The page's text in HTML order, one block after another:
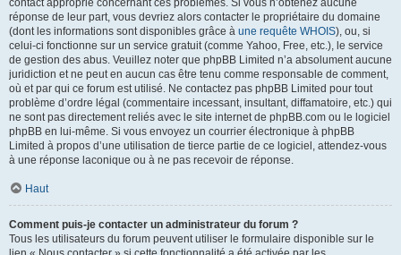
contact approprié concernant ces problèmes. Si vous n’obtenez aucune
réponse de leur part, vous devriez alors contacter le propriétaire du domaine
(dont les informations sont disponibles grâce à une requête WHOIS), ou, si
celui-ci fonctionne sur un service gratuit (comme Yahoo, Free, etc.), le service
de gestion des abus. Veuillez noter que phpBB Limited n’a absolument aucune
juridiction et ne peut en aucun cas être tenu comme responsable de comment,
où et par qui ce forum est utilisé. Ne contactez pas phpBB Limited pour tout
problème d’ordre légal (commentaire incessant, insultant, diffamatoire, etc.) qui
ne sont pas directement reliés avec le site internet de phpBB.com ou le logiciel
phpBB en lui-même. Si vous envoyez un courrier électronique à phpBB
Limited à propos d’une utilisation de tierce partie de ce logiciel, attendez-vous
à une réponse laconique ou à ne pas recevoir de réponse.
Haut
Comment puis-je contacter un administrateur du forum ?
Tous les utilisateurs du forum peuvent utiliser le formulaire disponible sur le